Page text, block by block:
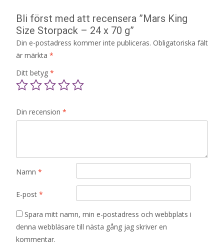
Bli först med att recensera ”Mars King
Size Storpack – 24 x 70 g”
Din e-postadress kommer inte publiceras. Obligatoriska fält
är märkta *
Ditt betyg *
Din recension *
Namn *
E-post *
Spara mitt namn, min e-postadress och webbplats i
denna webbläsare till nästa gång jag skriver en
kommentar.